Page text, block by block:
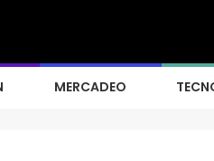
MERCADEO